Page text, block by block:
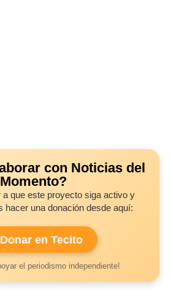
con Noticias del
Momento?
a que este proyecto siga activo y
hacer una donación desde aquí:
Donar en Tecito
el periodismo independiente!